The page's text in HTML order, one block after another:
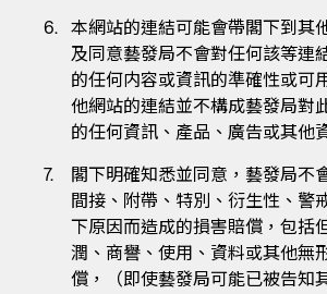
本網站的連結可能會帶閣下到其
及同意藝發局不會對任何該等連
的任何内容或資訊的準確性或可
他網站的連結並不構成藝發局對
的任何資訊、產品、廣告或其他
閣下明確知悉並同意，藝發局不
間接、附帶、特別、衍生性、警
下原因而造成的損害賠償，包括
潤、商譽、使用、資料或其他無
償，（即使藝發局可能已被告知